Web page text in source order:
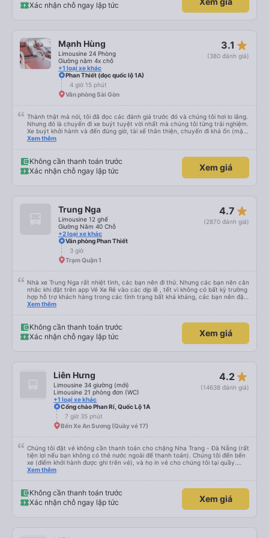
Xác nhận chỗ ngay lập tức
Mạnh Hùng
Limousine 24 Phòng
Giường nằm 4x chỗ
+1 loại xe khác
3.1 star_rate
(380 đánh giá)
Phan Thiết (dọc quốc lộ 1A)
4 giờ 15 phút
Văn phòng Sài Gòn
Thành thật mà nói, tôi đã đọc các đánh giá trước đó và chúng tôi hơi lo lắng.
Nhưng đó là chuyến đi xe buýt tuyệt vời nhất mà chúng tôi từng trải nghiệm.
Xe buýt khởi hành và đến đúng giờ, tài xế thân thiện, chuyến đi khá ổn (mặc
dù vẫn hơi xóc, nhưng đó là đặc trưng của Việt Nam ^^), và chỗ ngồi thoải
Xem thêm
Không cần thanh toán trước
Xác nhận chỗ ngay lập tức
Xem giá
Trung Nga
Limousine 12 ghế
Giường Nằm 40 Chỗ
+2 loại xe khác
4.7 star_rate
(2870 đánh giá)
Văn phòng Phan Thiết
3 giờ
Trạm Quận 1
Nhà xe Trung Nga rất nhiệt tình, các bạn nên đi thử. Nhưng các bạn nên cân
nhắc khi đặt trên app Vé Xe Rẻ vào các dịp lễ , tết vì không có bất kỳ trường
hợp hỗ trợ khách hàng trong các tình trạng bất khả kháng, các bạn nên đặt
trực tiếp với nhà xe sẽ an toàn hơn.
Xem thêm
Không cần thanh toán trước
Xác nhận chỗ ngay lập tức
Xem giá
Liên Hưng
Limousine 34 giường (mới)
Limousine 21 phòng đơn (WC)
+1 loại xe khác
4.2 star_rate
(14638 đánh giá)
Cổng chào Phan Rí, Quốc Lộ 1A
7 giờ 35 phút
Bến Xe An Sương (Quầy vé 17)
Chúng tôi đặt vé không cần thanh toán cho chặng Nha Trang - Đà Nẵng (rất
tiện lợi nếu bạn không có thẻ nước ngoài để thanh toán). Chúng tôi đến bến
xe (điểm khởi hành được ghi trên vé), và họ in vé cho chúng tôi tại quầy.
Chúng tôi cũng quyết định mua vé chiều về trực tiếp tại quầy, vì giá vé trên
ấm hoặc áo khoác mỏng, vì thỉnh thoảng trời khá lạnh, và chăn mền thì hơi
cũ, nhưng vẫn có sẵn. Cổng USB để sạc điện thoại hoạt động tốt, và có giấy
vệ sinh. Mọi thứ khá sạch sẽ. Chúng tôi trở về từ Đà Nẵng (bến xe Đà Nẵng,
Xem thêm
Không cần thanh toán trước
Xác nhận chỗ ngay lập tức
Xem giá